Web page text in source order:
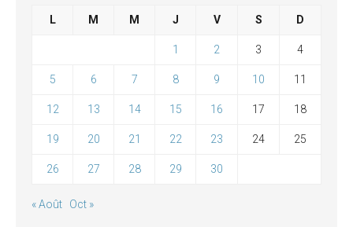
L M M J V S D
1 2 3 4
5 6 7 8 9 10 11
12 13 14 15 16 17 18
19 20 21 22 23 24 25
26 27 28 29 30
« Août Oct »